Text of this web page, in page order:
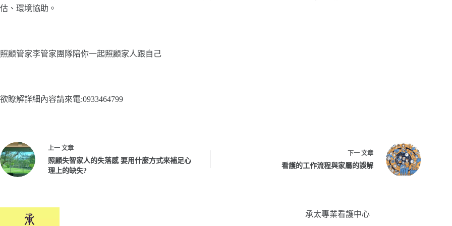
估、環境協助。
照顧管家李管家團隊陪你一起照顧家人跟自己
欲瞭解詳細內容請來電:0933464799
上一 文章
照顧失智家人的失落感 要用什麼方式來補足心
理上的缺失?
下一 文章
看護的工作流程與家屬的誤解
承太專業看護中心